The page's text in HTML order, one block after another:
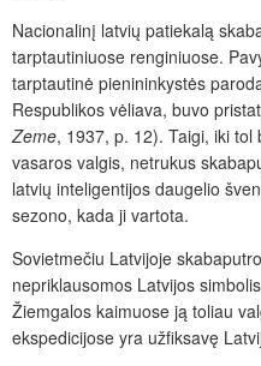
Nacionalinį latvių patiekalą
tarptautiniuose renginiuose.
tarptautinė pienininkystės
Respublikos vėliava, buvo
Zeme, 1937, p. 12). Taigi, iki
vasaros valgis, netrukus
latvių inteligentijos daugelio
sezono, kada ji vartota.
Sovietmečiu Latvijoje
nepriklausomos Latvijos
Žiemgalos kaimuose ją toliau
ekspedicijose yra užfiksavę